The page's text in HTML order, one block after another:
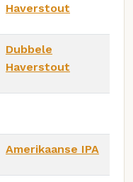
Haverstout
Dubbele
Haverstout
Amerikaanse IPA